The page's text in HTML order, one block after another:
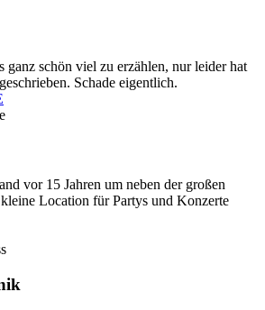
ganz schön viel zu erzählen, nur leider hat
Schade eigentlich.
vor 15 Jahren um neben der großen
Location für Partys und Konzerte